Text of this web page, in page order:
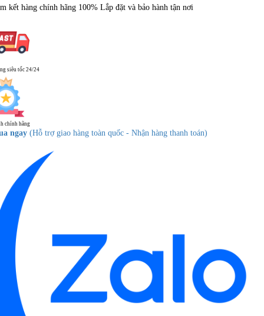
kết hàng chính hãng 100% Lắp đặt và bảo hành tận nơi
siêu tốc 24/24
chính hãng
ngay (Hỗ trợ giao hàng toàn quốc - Nhận hàng thanh toán)